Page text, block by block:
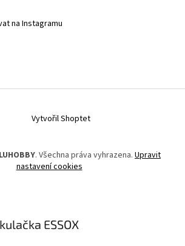
na Instagramu
Vytvořil Shoptet
. Všechna práva vyhrazena. Upravit
nastavení cookies
ESSOX